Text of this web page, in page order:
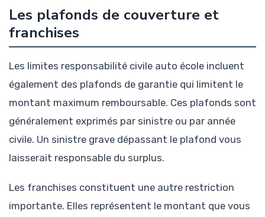
Les plafonds de couverture et
franchises
Les limites responsabilité civile auto école incluent
également des plafonds de garantie qui limitent le
montant maximum remboursable. Ces plafonds sont
généralement exprimés par sinistre ou par année
civile. Un sinistre grave dépassant le plafond vous
laisserait responsable du surplus.
Les franchises constituent une autre restriction
importante. Elles représentent le montant que vous